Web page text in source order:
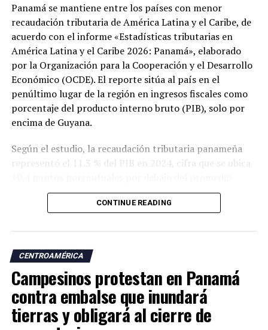
Panamá se mantiene entre los países con menor
recaudación tributaria de América Latina y el Caribe, de
acuerdo con el informe «Estadísticas tributarias en
América Latina y el Caribe 2026: Panamá», elaborado
por la Organización para la Cooperación y el Desarrollo
Económico (OCDE). El reporte sitúa al país en el
penúltimo lugar de la región en ingresos fiscales como
porcentaje del producto interno bruto (PIB), solo por
encima de Guyana.
Según el estudio, la recaudación tributaria panameña
representó el 11.3 % del PIB en 2024, cifra que se ubica
regional, que alcanzó el 21.7 %, y muy distante del
promedio de los países miembros de la OCDE, que fue
El informe también evidencia un deterioro en la
capacidad recaudatoria del país durante las últimas dos
décadas. Entre 2000 y 2024, la carga tributaria cayó de
15 % a 11.3 % del PIB, una reducción de 3.7 puntos
porcentuales, mientras que el promedio de América
Latina y el Caribe aumentó de 16.8 % a 21.7 % en el
CONTINUE READING
CENTROAMÉRICA
Campesinos protestan en Panamá
contra embalse que inundará
tierras y obligará al cierre de